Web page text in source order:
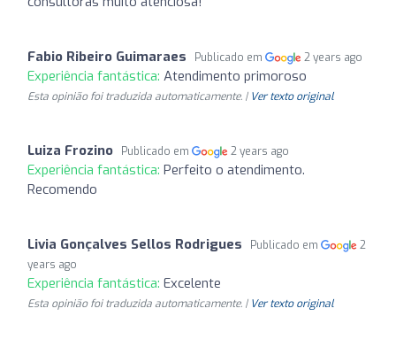
Fabio Ribeiro Guimaraes Publicado em 2 years ago
Experiência fantástica: Atendimento primoroso
Esta opinião foi traduzida automaticamente. | Ver texto original
Luiza Frozino Publicado em 2 years ago
Experiência fantástica: Perfeito o atendimento.
Recomendo
Livia Gonçalves Sellos Rodrigues Publicado em
2
years ago
Experiência fantástica: Excelente
Esta opinião foi traduzida automaticamente. | Ver texto original